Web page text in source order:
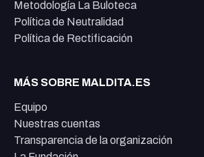
Metodología La Buloteca
Política de Neutralidad
Política de Rectificación
MÁS SOBRE MALDITA.ES
Equipo
Nuestras cuentas
Transparencia de la organización